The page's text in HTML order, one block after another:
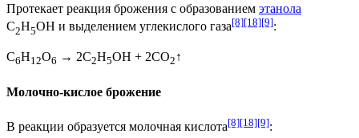
Протекает реакция брожения с образованием этанола
С2Н5ОН и выделением углекислого газа[8][18][9]:
C6H12O6 → 2С2Н5ОН + 2CO2 ↑
Молочно-кислое брожение
В реакции образуется молочная кислота[8][18][9]: